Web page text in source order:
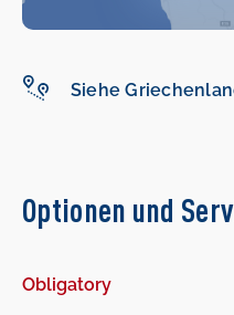
Siehe
Optionen und
Obligatory